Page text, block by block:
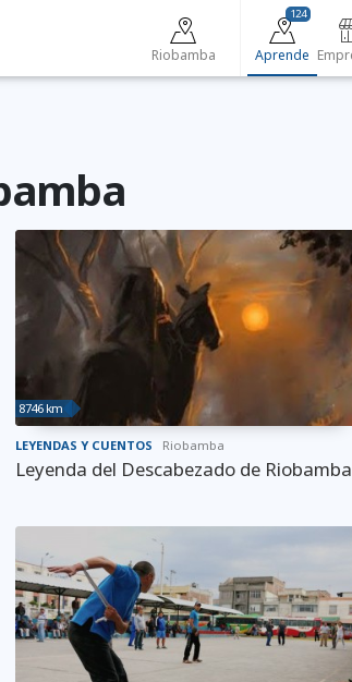
Riobamba Aprende
124
8746 km
LEYENDAS Y CUENTOS Riobamba
Leyenda del Descabezado de Riobamba